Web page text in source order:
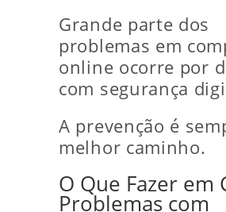
Grande parte dos
problemas em
online ocorre por
com segurança
A prevenção é
melhor caminho.
O Que Fazer em
Problemas com